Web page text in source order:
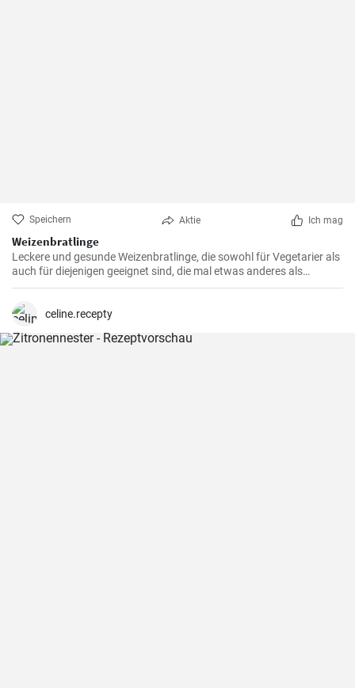
Speichern Aktie Ich mag
Weizenbratlinge
Leckere und gesunde Weizenbratlinge, die sowohl für Vegetarier als
auch für diejenigen geeignet sind, die mal etwas anderes als
normale Fleischbratlinge genießen möchten.
celine.recepty